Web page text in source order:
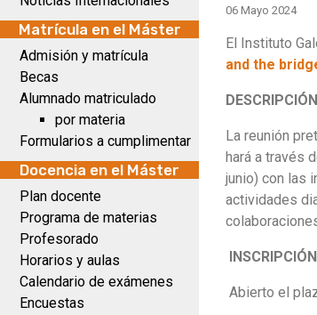
Matrícula en el Máster
Admisión y matrícula
Becas
Alumnado matriculado
por materia
Formularios a cumplimentar
Docencia en el Máster
Plan docente
Programa de materias
Profesorado
Horarios y aulas
Calendario de exámenes
Encuestas
06 Mayo 2024
El Instituto
and the
La reunión
hará a través
junio) con las
actividades
Abierto el